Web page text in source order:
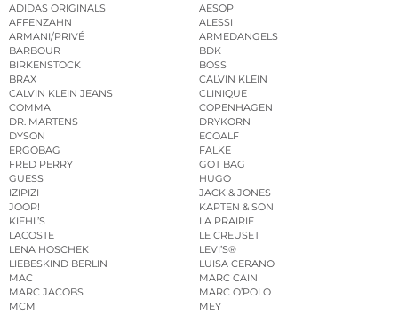
ADIDAS ORIGINALS
AESOP
AFFENZAHN
ALESSI
ARMANI/PRIVÉ
ARMEDANGELS
BARBOUR
BDK
BIRKENSTOCK
BOSS
BRAX
CALVIN KLEIN
CALVIN KLEIN JEANS
CLINIQUE
COMMA
COPENHAGEN
DR. MARTENS
DRYKORN
DYSON
ECOALF
ERGOBAG
FALKE
FRED PERRY
GOT BAG
GUESS
HUGO
IZIPIZI
JACK & JONES
JOOP!
KAPTEN & SON
KIEHL’S
LA PRAIRIE
LACOSTE
LE CREUSET
LENA HOSCHEK
LEVI’S®
LIEBESKIND BERLIN
LUISA CERANO
MAC
MARC CAIN
MARC JACOBS
MARC O’POLO
MCM
MEY